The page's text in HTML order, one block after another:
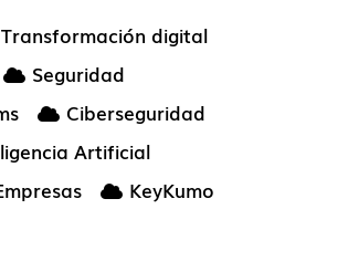
Transformación digital
Seguridad
Ciberseguridad
Artificial
KeyKumo